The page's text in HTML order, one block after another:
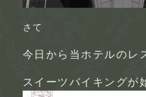
さて
今日から当ホテルのレ
スイーツバイキングが